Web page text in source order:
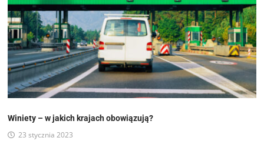
Winiety – w jakich krajach obowiązują?
23 stycznia 2023